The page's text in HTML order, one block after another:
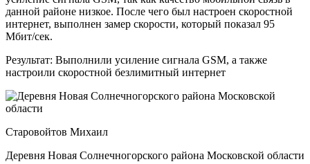
данной районе низкое. После чего был настроен скоростной
интернет, выполнен замер скорости, который показал 95
Мбит/сек.
Результат: Выполнили усиление сигнала GSM, а также
настроили скоростной безлимитный интернет
Старовойтов Михаил
Деревня Новая Солнечногорского района Московской области